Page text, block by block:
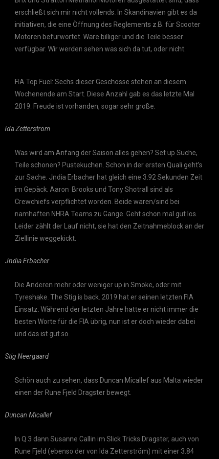
erschließt sich mir nicht vollends. In Skandinavien gibt es da
initiativen, die eine Öffnung des Reglements z.B. für Scooter
Motoren befürwortet. Wäre billiger und die Teile besser
verfügbar. Wir werden sehen was sich da tut, oder nicht.
FIA Top Fuel: Sechs dieser Geschosse stehen an diesem
Wochenende am Start. Diese Anzahl gab es das letzte Mal
2019. Freude ist vorhanden, sogar sehr große.
Ida Zetterström
Was wird am Anfang der Saison alles gehen? Set up Suche,
Teile schonen? Pustekuchen. Schon in der ersten Quali geht’s
zur Sache. Jndia Erbacher hat gleich eine 3.92 Sekunden Zeit
im Gepäck. Aaron Brooks und Tony Shotrall sind als
Crewchiefs verpflichtet worden. Beide waren/sind bei
namhaften NHRA Teams zu Gange. Geht schon mal gut los.
Leider zählt der Lauf nicht, sie hat den Zeitnahmeblock an der
Ziellinie weggekickt.
Jndia Erbacher
Die Anderen mehr oder weniger up in Smoke, oder mit
Tyreshake. The Stig is back. 2019 hat er seinen letzten FIA
Einsatz. Während der letzten Jahre hatte er nicht immer die
besten Worte für die FIA übrig, nun ist er doch wieder dabei
und das ist gut so.
Stig Neergaard
Schön auch zu sehen, dass Duncan Micallef aus Malta wieder
einen der Rune Fjeld Dragster bewegt.
Duncan Micallef
In Q 3 dann Susanne Callin im Slick Tricks Dragster, auch von
Rune Fjeld (ebenso der von Ida Zetterström) mit einer 3.84